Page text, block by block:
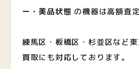
ー・美品状態 の機器は高額査
練馬区・板橋区・杉並区など
買取にも対応しております。